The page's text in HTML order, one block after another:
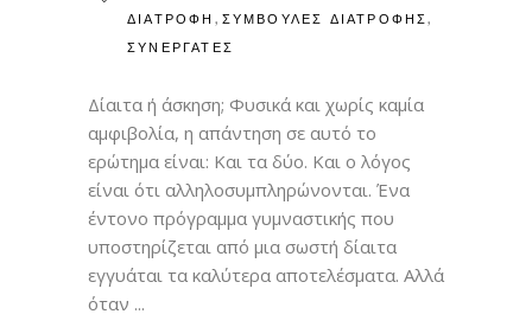
ΔΙΑΤΡΟΦΗ , ΣΥΜΒΟΥΛΕΣ ΔΙΑΤΡΟΦΗΣ,
ΣΥΝΕΡΓΑΤΕΣ
Δίαιτα ή άσκηση; Φυσικά και χωρίς καμία
αμφιβολία, η απάντηση σε αυτό το
ερώτημα είναι: Και τα δύο. Και ο λόγος
είναι ότι αλληλοσυμπληρώνονται. Ένα
έντονο πρόγραμμα γυμναστικής που
υποστηρίζεται από μια σωστή δίαιτα
εγγυάται τα καλύτερα αποτελέσματα. Αλλά
όταν